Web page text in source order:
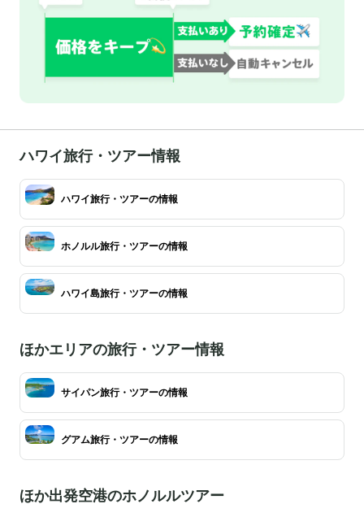
ハワイ旅行・ツアー情報
ハワイ旅行・ツアーの情報
ホノルル旅行・ツアーの情報
ハワイ島旅行・ツアーの情報
ほかエリアの旅行・ツアー情報
サイパン旅行・ツアーの情報
グアム旅行・ツアーの情報
ほか出発空港のホノルルツアー